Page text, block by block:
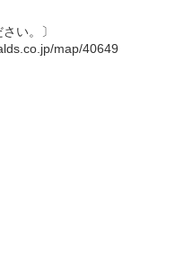
い。〕
map/40649